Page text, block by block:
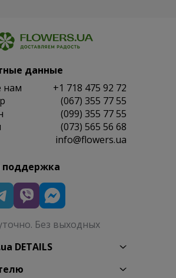
данные
нам
+1 718 475 92 72
(067) 355 77 55
(099) 355 77 55
(073) 565 56 68
info@flowers.ua
поддержка
Без выходных
DETAILS